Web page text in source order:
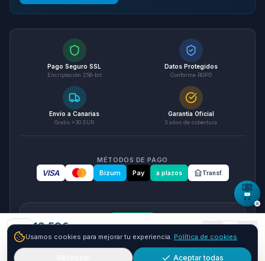
13.59€
+16.41€ y envío GRATIS 24-48h
Pago Seguro SSL
Encriptación 256-bit
Datos Protegidos
Conforme RGPD
Envío a Canarias
Gratis +30 EUR
Garantía Oficial
3 años de cobertura
MÉTODOS DE PAGO
VISA Bizum Pay a plazos Transf.
seQura
Paga a plazos con seQura
Fracciona tu compra en 3, 6 o 12 plazos. Financiacion sujeta
Usamos cookies para mejorar tu experiencia. Política de cookies
Aceptar todas